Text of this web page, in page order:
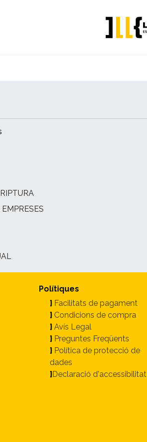
Polítiques
} Facilitats de pagament
} Condicions de compra
} Avís Legal
} Preguntes Freqüents
} Política de protecció de
dades
}Declaració d'accessibilitat